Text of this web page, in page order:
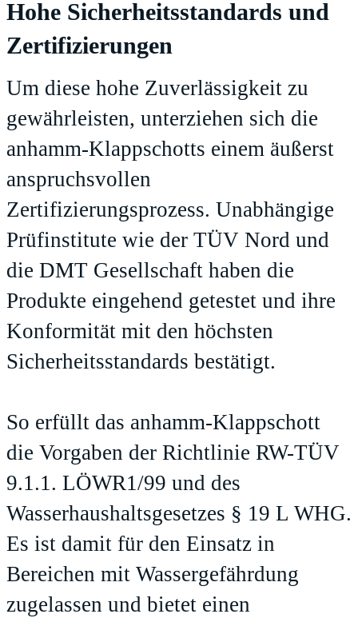
Hohe Sicherheitsstandards und
Zertifizierungen
Um diese hohe Zuverlässigkeit zu
gewährleisten, unterziehen sich die
anhamm-Klappschotts einem äußerst
anspruchsvollen
Zertifizierungsprozess. Unabhängige
Prüfinstitute wie der TÜV Nord und
die DMT Gesellschaft haben die
Produkte eingehend getestet und ihre
Konformität mit den höchsten
Sicherheitsstandards bestätigt.
So erfüllt das anhamm-Klappschott
die Vorgaben der Richtlinie RW-TÜV
9.1.1. LÖWR1/99 und des
Wasserhaushaltsgesetzes § 19 L WHG.
Es ist damit für den Einsatz in
Bereichen mit Wassergefährdung
zugelassen und bietet einen